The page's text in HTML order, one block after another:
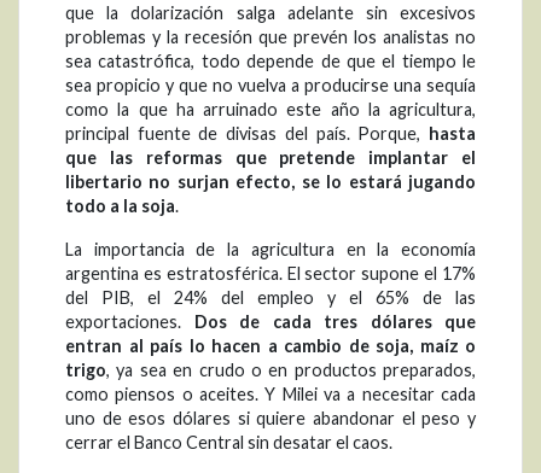
que la dolarización salga adelante sin excesivos
problemas y la recesión que prevén los analistas no
sea catastrófica, todo depende de que el tiempo le
sea propicio y que no vuelva a producirse una sequía
como la que ha arruinado este año la agricultura,
principal fuente de divisas del país. Porque, hasta
que las reformas que pretende implantar el
libertario no surjan efecto, se lo estará jugando
todo a la soja.
La importancia de la agricultura en la economía
argentina es estratosférica. El sector supone el 17%
del PIB, el 24% del empleo y el 65% de las
exportaciones. Dos de cada tres dólares que
entran al país lo hacen a cambio de soja, maíz o
trigo, ya sea en crudo o en productos preparados,
como piensos o aceites. Y Milei va a necesitar cada
uno de esos dólares si quiere abandonar el peso y
cerrar el Banco Central sin desatar el caos.